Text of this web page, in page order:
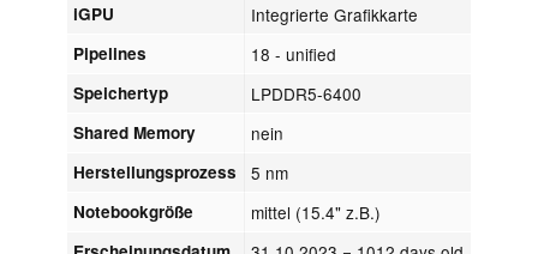
iGPU Integrierte Grafikkarte
Pipelines 18 - unified
Speichertyp LPDDR5-6400
Shared Memory nein
Herstellungsprozess 5 nm
Notebookgröße mittel (15.4" z.B.)